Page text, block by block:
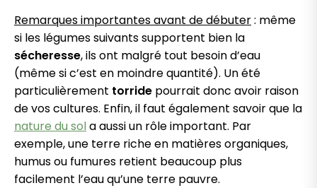
Remarques importantes avant de débuter: même
si les légumes suivants supportent bien la
sécheresse, ils ont malgré tout besoin d’eau
(même si c’est en moindre quantité). Un été
particulièrement torride pourrait donc avoir raison
de vos cultures. Enfin, il faut également savoir que la
nature du sola aussi un rôle important. Par
exemple, une terre riche en matières organiques,
humus ou fumures retient beaucoup plus
facilement l’eau qu’une terre pauvre.